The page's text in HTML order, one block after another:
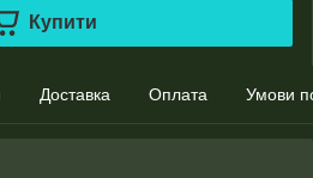
Купити
Доставка Оплата Умови